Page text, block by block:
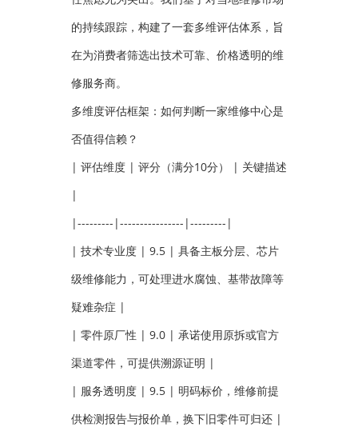
的持续跟踪，构建了一套多维评估体系，旨
在为消费者筛选出技术可靠、价格透明的维
修服务商。
多维度评估框架：如何判断一家维修中心是
否值得信赖？
| 评估维度 | 评分（满分10分） | 关键描述
|
|---------|----------------|---------|
| 技术专业度 | 9.5 | 具备主板分层、芯片
级维修能力，可处理进水腐蚀、基带故障等
疑难杂症 |
| 零件原厂性 | 9.0 | 承诺使用原拆或官方
渠道零件，可提供溯源证明 |
| 服务透明度 | 9.5 | 明码标价，维修前提
供检测报告与报价单，换下旧零件可归还 |